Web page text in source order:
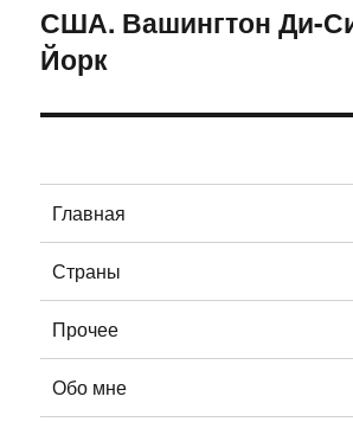
Следующая
запись:
США. Вашингтон Ди-
Йорк
Главная
Страны
Прочее
Обо мне